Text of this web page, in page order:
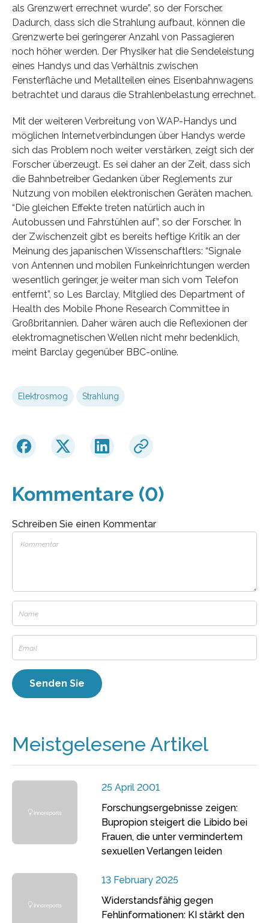
als Grenzwert errechnet wurde”, so der Forscher.
Dadurch, dass sich die Strahlung aufbaut, können die
Grenzwerte bei geringerer Anzahl von Passagieren
noch höher werden. Der Physiker hat die Sendeleistung
eines Handys und das Verhältnis zwischen
Fensterfläche und Metallteilen eines Eisenbahnwagens
betrachtet und daraus die Strahlenbelastung errechnet.
Mit der weiteren Verbreitung von WAP-Handys und
möglichen Internetverbindungen über Handys werde
sich das Problem noch weiter verstärken, zeigt sich der
Forscher überzeugt. Es sei daher an der Zeit, dass sich
die Bahnbetreiber Gedanken über Reglements zur
Nutzung von mobilen elektronischen Geräten machen.
“Die gleichen Effekte treten natürlich auch in
Autobussen und Fahrstühlen auf”, so der Forscher. In
der Zwischenzeit gibt es bereits heftige Kritik an der
Meinung des japanischen Wissenschaftlers: “Signale
von Antennen und mobilen Funkeinrichtungen werden
wesentlich geringer, je weiter man sich vom Telefon
entfernt”, so Les Barclay, Mitglied des Department of
Health des Mobile Phone Research Committee in
Großbritannien. Daher wären auch die Reflexionen der
elektromagnetischen Wellen nicht mehr bedenklich,
meint Barclay gegenüber BBC-online.
Elektrosmog Strahlung
Kommentare (0)
Schreiben Sie einen Kommentar
Meistgelesene Artikel
25 April 2001
Forschungsergebnisse zeigen:
Bupropion steigert die Libido bei
Frauen, die unter vermindertem
sexuellen Verlangen leiden
13 February 2025
Widerstandsfähig gegen
Fehlinformationen: KI stärkt den